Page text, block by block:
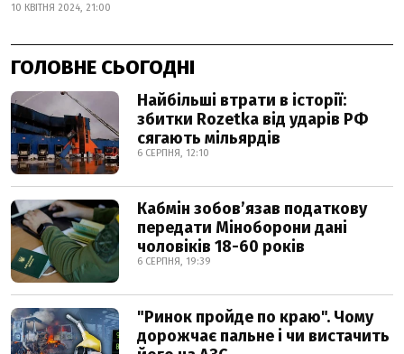
10 КВІТНЯ 2024, 21:00
ГОЛОВНЕ СЬОГОДНІ
Найбільші втрати в історії:
збитки Rozetka від ударів РФ
сягають мільярдів
6 СЕРПНЯ, 12:10
Кабмін зобовʼязав податкову
передати Міноборони дані
чоловіків 18-60 років
6 СЕРПНЯ, 19:39
"Ринок пройде по краю". Чому
дорожчає пальне і чи вистачить